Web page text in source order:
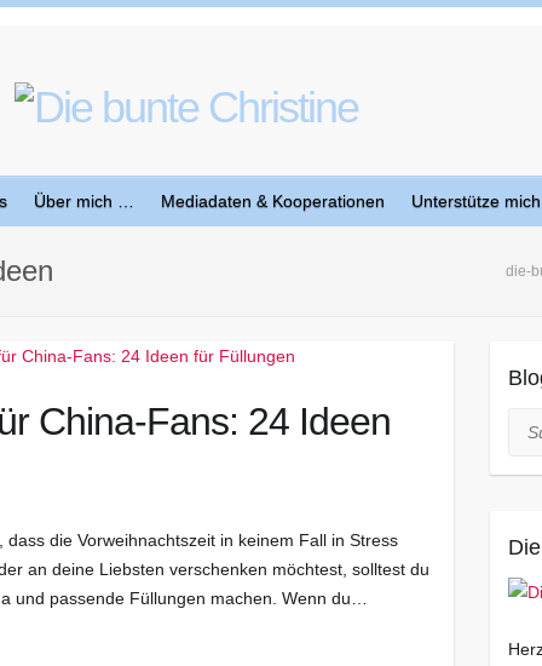
Über mich … Mediadaten & Kooperationen Unterstütze mich
die-
China-Fans: 24 Ideen
die Vorweihnachtszeit in keinem Fall in Stress
an deine Liebsten verschenken möchtest, solltest du
und passende Füllungen machen. Wenn du…